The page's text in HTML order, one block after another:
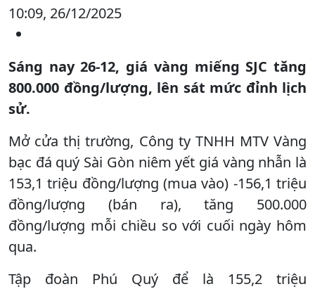
10:09, 26/12/2025
Sáng nay 26-12, giá vàng miếng SJC tăng
800.000 đồng/lượng, lên sát mức đỉnh lịch
sử.
Mở cửa thị trường, Công ty TNHH MTV Vàng
bạc đá quý Sài Gòn niêm yết giá vàng nhẫn là
153,1 triệu đồng/lượng (mua vào) -156,1 triệu
đồng/lượng (bán ra), tăng 500.000
đồng/lượng mỗi chiều so với cuối ngày hôm
qua.
Tập đoàn Phú Quý để là 155,2 triệu